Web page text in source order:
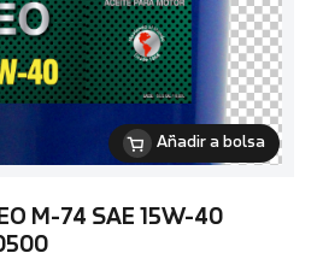
Añadir a bolsa
M-74 SAE 15W-40